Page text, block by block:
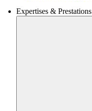
Expertises & Prestations